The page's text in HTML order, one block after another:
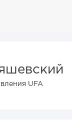
UFA